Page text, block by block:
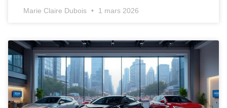
Marie Claire Dubois 1 mars 2026